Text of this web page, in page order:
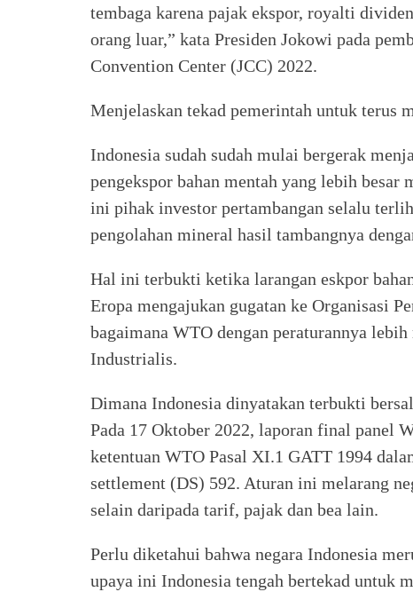
tembaga karena pajak ekspor, royalti
orang luar,” kata Presiden Jokowi pada
Convention Center (JCC) 2022.
Menjelaskan tekad pemerintah untuk terus
Indonesia sudah sudah mulai bergerak
pengekspor bahan mentah yang lebih besar
ini pihak investor pertambangan selalu
pengolahan mineral hasil tambangnya
Hal ini terbukti ketika larangan eskpor
Eropa mengajukan gugatan ke Organisasi
bagaimana WTO dengan peraturannya
Industrialis.
Dimana Indonesia dinyatakan terbukti
Pada 17 Oktober 2022, laporan final panel
ketentuan WTO Pasal XI.1 GATT 1994
settlement (DS) 592. Aturan ini melarang
selain daripada tarif, pajak dan bea lain.
Perlu diketahui bahwa negara Indonesia
upaya ini Indonesia tengah bertekad untuk